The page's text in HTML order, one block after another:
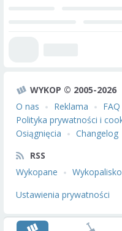
WYKOP © 2005-2026
O nas
Reklama FAQ
Polityka prywatności i
Osiągnięcia
Changelog
RSS
Wykopane
Wykopalisko
Ustawienia prywatności